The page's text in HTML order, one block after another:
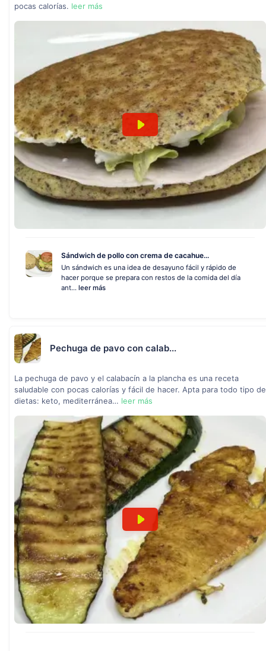
pocas calorías. leer más
Sándwich de pollo con crema de cacahue...
Un sándwich es una idea de desayuno fácil y rápido de
hacer porque se prepara con restos de la comida del día
ant... leer más
Pechuga de pavo con calab...
La pechuga de pavo y el calabacín a la plancha es una receta
saludable con pocas calorías y fácil de hacer. Apta para todo tipo de
dietas: keto, mediterránea… leer más